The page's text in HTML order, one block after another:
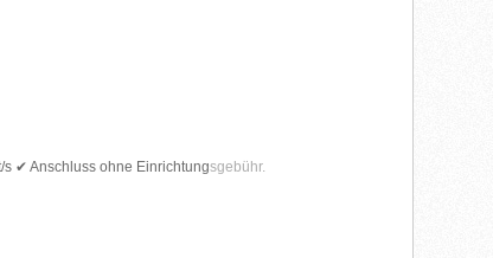
✔ Anschluss ohne Einrichtungsgebühr.